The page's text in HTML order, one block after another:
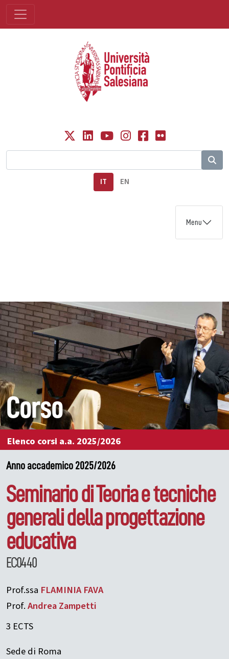
IT EN
Menu
Corso
Elenco corsi a.a. 2025/2026
Anno accademico 2025/2026
Seminario di Teoria e tecniche
generali della progettazione
educativa
EC0440
Prof.ssa FLAMINIA FAVA
Prof.AndreaZampetti
3 ECTS
Sede di Roma